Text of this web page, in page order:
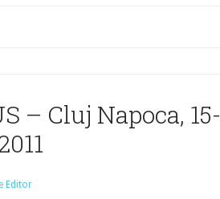
– Cluj Napoca, 15-
Editor